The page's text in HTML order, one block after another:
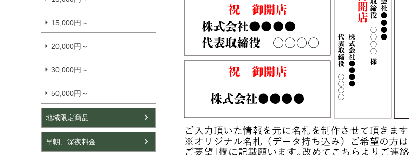
15,000円～
20,000円～
30,000円～
50,000円～
地域限定商品
早朝、深夜料金